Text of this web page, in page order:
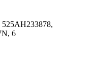
6